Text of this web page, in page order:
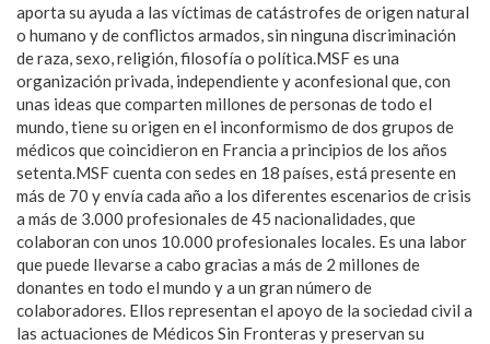
aporta su ayuda a las víctimas de catástrofes de origen natural
o humano y de conflictos armados, sin ninguna discriminación
de raza, sexo, religión, filosofía o política.MSF es una
organización privada, independiente y aconfesional que, con
unas ideas que comparten millones de personas de todo el
mundo, tiene su origen en el inconformismo de dos grupos de
médicos que coincidieron en Francia a principios de los años
setenta.MSF cuenta con sedes en 18 países, está presente en
más de 70 y envía cada año a los diferentes escenarios de crisis
a más de 3.000 profesionales de 45 nacionalidades, que
colaboran con unos 10.000 profesionales locales. Es una labor
que puede llevarse a cabo gracias a más de 2 millones de
donantes en todo el mundo y a un gran número de
colaboradores. Ellos representan el apoyo de la sociedad civil a
las actuaciones de Médicos Sin Fronteras y preservan su